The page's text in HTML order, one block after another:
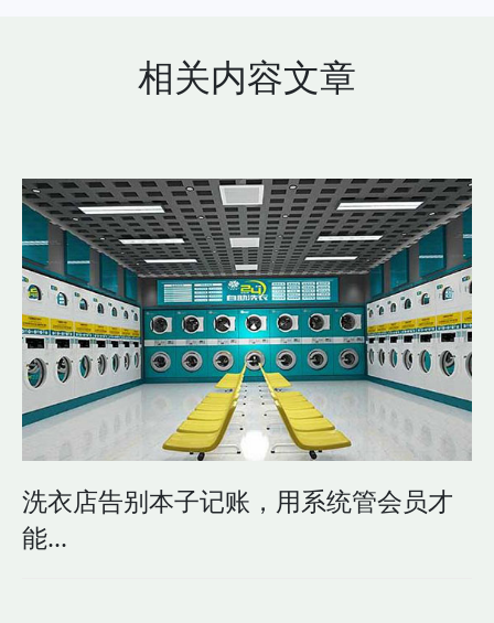
相关内容文章
洗衣店告别本子记账，用系统管会员才
能...